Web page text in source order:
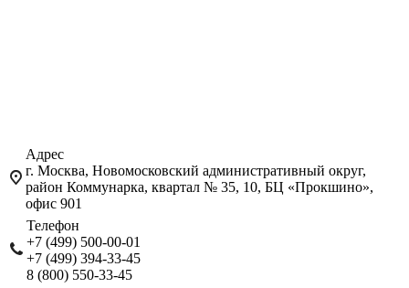
Адрес
г. Москва, Новомосковский административный округ,
район Коммунарка, квартал № 35, 10, БЦ «Прокшино»,
офис 901
Телефон
+7 (499) 500-00-01
+7 (499) 394-33-45
8 (800) 550-33-45